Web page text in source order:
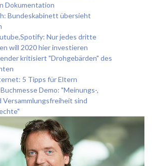
Dokumentation
Bundeskabinett übersieht
Nur jedes dritte
will 2020 hier investieren
kritisiert "Drohgebärden" des
5 Tipps für Eltern
Demo: "Meinungs-,
Versammlungsfreiheit sind